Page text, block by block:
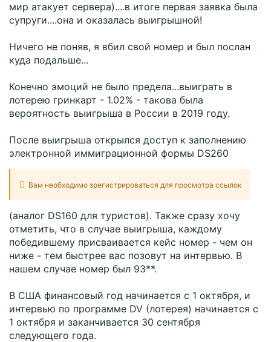
мир атакует сервера)....в итоге первая заявка была
супруги....она и оказалась выигрышной!
Ничего не поняв, я вбил свой номер и был послан
куда подальше...
Конечно эмоций не было предела...выиграть в
лотерею гринкарт - 1.02% - такова была
вероятность выигрыша в России в 2019 году.
После выигрыша открылся доступ к заполнению
электронной иммиграционной формы DS260
Вам необходимо зрегистрироваться для просмотра ссылок
(аналог DS160 для туристов). Также сразу хочу
отметить, что в случае выигрыша, каждому
победившему присваивается кейс номер - чем он
ниже - тем быстрее вас позовут на интервью. В
нашем случае номер был 93**.
В США финансовый год начинается с 1 октября, и
интервью по программе DV (лотерея) начинается с
1 октября и заканчивается 30 сентября
следующего года.